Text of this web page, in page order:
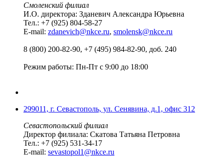
Смоленский филиал
И.О. директора: Зданевич Александра Юрьевна
Тел.: +7 (925) 804-58-27
E-mail: zdanevich@nkce.ru, smolensk@nkce.ru
8 (800) 200-82-90, +7 (495) 984-82-90, доб. 240
Режим работы: Пн-Пт с 9:00 до 18:00
299011, г. Севастополь, ул. Сенявина, д.1, офис 312
Севастопольский филиал
Директор филиала: Скатова Татьяна Петровна
Тел.: +7 (925) 531-34-17
E-mail: sevastopol1@nkce.ru